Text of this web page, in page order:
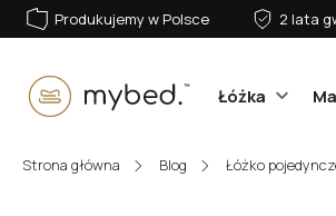
Produkujemy w Polsce 2 lata
Łóżka
Strona główna Blog Łóżko
E-mail: